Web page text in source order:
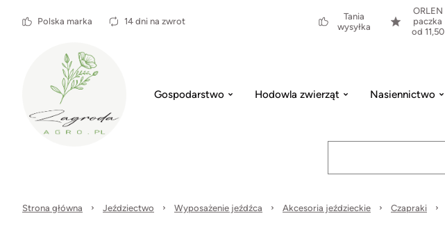
Polska marka 14 dni na zwrot
Tania
wysyłka
ORLEN
paczka
od 11,50
Gospodarstwo Hodowla zwierząt Nasiennictwo
Strona główna Jeździectwo Wyposażenie jeźdźca Akcesoria jeździeckie Czapraki